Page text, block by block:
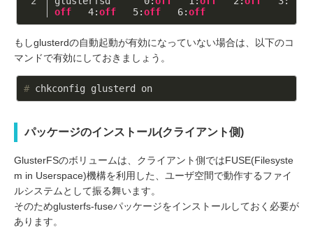
off
4:off 5:off 6:off
もしglusterdの自動起動が有効になっていない場合は、以下のコ
マンドで有効にしておきましょう。
# chkconfig glusterd on
パッケージのインストール(クライアント側)
GlusterFSのボリュームは、クライアント側ではFUSE(Filesyste
m in Userspace)機構を利用した、ユーザ空間で動作するファイ
ルシステムとして振る舞います。
そのためglusterfs-fuseパッケージをインストールしておく必要が
あります。